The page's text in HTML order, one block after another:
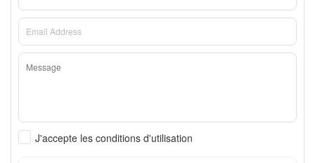
J'accepte les conditions d'utilisation